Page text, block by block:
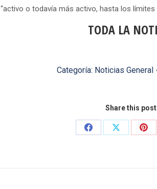
“activo o todavía más activo, hasta los
TODA LA
Categoría: Noticias General
Share this post
Share
Share